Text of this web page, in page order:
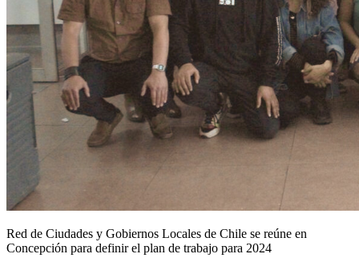
Red de Ciudades y Gobiernos Locales de Chile se reúne en
Concepción para definir el plan de trabajo para 2024